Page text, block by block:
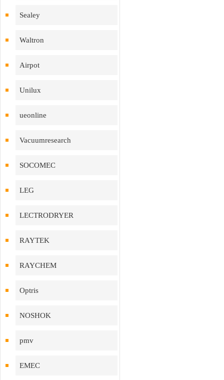
Sealey
Waltron
Airpot
Unilux
ueonline
Vacuumresearch
SOCOMEC
LEG
LECTRODRYER
RAYTEK
RAYCHEM
Optris
NOSHOK
pmv
EMEC